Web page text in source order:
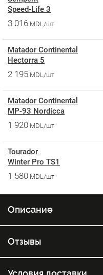
Speed-Life 3
3 016 MDL/шт
Matador Continental
Hectorra 5
2 195 MDL/шт
Matador Continental
MP-93 Nordicca
1 920 MDL/шт
Tourador
Winter Pro TS1
1 580 MDL/шт
Описание
Отзывы